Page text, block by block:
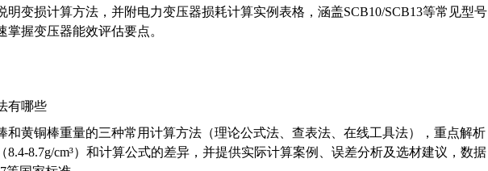
明变损计算方法，并附电力变压器损耗计算实例表格，涵盖SCB10/SCB13等常见型号
掌握变压器能效评估要点。
有哪些
和黄铜棒重量的三种常用计算方法（理论公式法、查表法、在线工具法），重点解析
8.4-8.7g/cm³）和计算公式的差异，并提供实际计算案例、误差分析及选材建议，数据